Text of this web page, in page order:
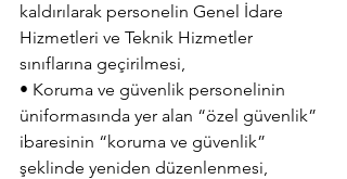
kaldırılarak personelin Genel İdare
Hizmetleri ve Teknik Hizmetler
sınıflarına geçirilmesi,
• Koruma ve güvenlik personelinin
üniformasında yer alan “özel güvenlik”
ibaresinin “koruma ve güvenlik”
şeklinde yeniden düzenlenmesi,